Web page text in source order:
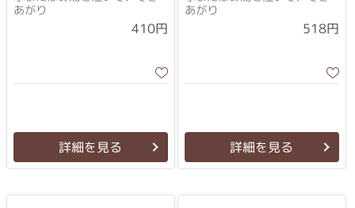
あがり
410円
詳細を見る
あがり
518円
詳細を見る